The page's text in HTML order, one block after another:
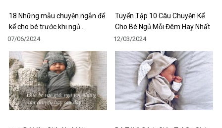
18 Những mẫu chuyện ngắn để
kể cho bé trước khi ngủ…
07/06/2024
Tuyển Tập 10 Câu Chuyện Kể
Cho Bé Ngủ Mỗi Đêm Hay Nhất
12/03/2024